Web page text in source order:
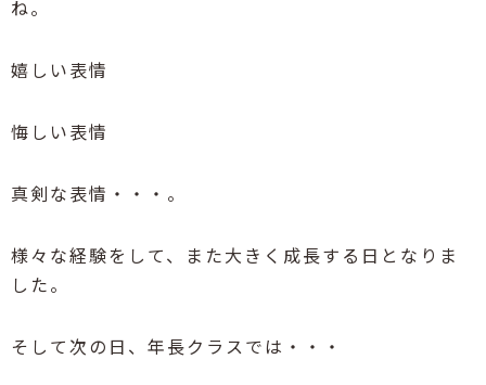
ね。
嬉しい表情
悔しい表情
真剣な表情・・・。
様々な経験をして、また大きく成長する日となりま
した。
そして次の日、年長クラスでは・・・